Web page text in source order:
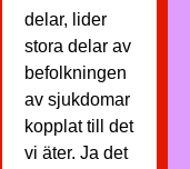
delar, lider
stora delar av
befolkningen
av sjukdomar
kopplat till det
vi äter. Ja det